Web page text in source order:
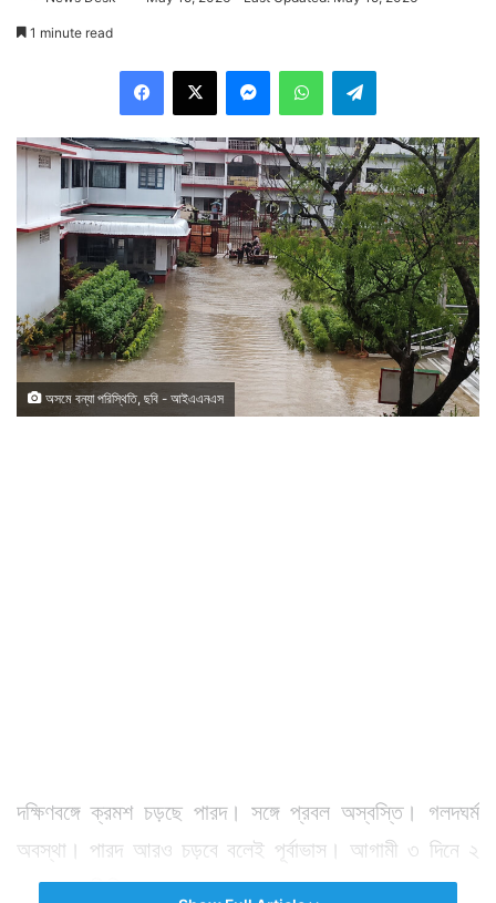
1 minute read
অসমে বন্যা পরিস্থিতি, ছবি - আইএএনএস
দক্ষিণবঙ্গে ক্রমশ চড়ছে পারদ। সঙ্গে প্রবল অস্বস্তি। গলদঘর্ম
অবস্থা। পারদ আরও চড়বে বলেই পূর্বাভাস। আগামী ৩ দিনে ২
থেকে ৩ ডিগ্রি বাড়বে তাপমাত্রা। ফলে গরম আরও চড়বে।